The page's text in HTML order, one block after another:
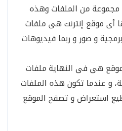
مجموعة من الملفات وهذه
أى موقع إنترنت هى ملفات
و صور و ربما فيديوهات
هى فى النهاية ملفات
و عندما تكون هذه الملفات
استعراض و تصفح الموقع